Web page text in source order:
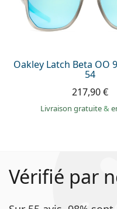
Oakley Latch Beta OO
54
217,90 €
Livraison gratuite&
Vérifié par